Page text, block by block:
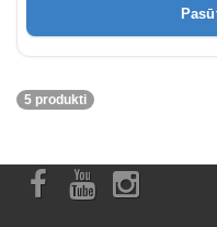
5 produkti